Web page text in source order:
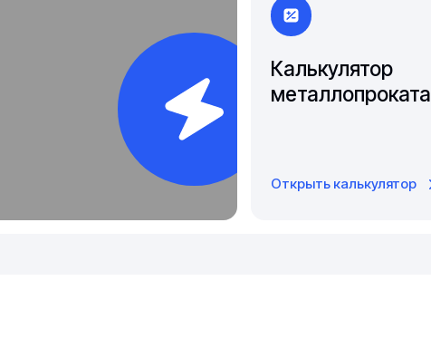
Калькулятор
металлопроката
Открыть калькулятор